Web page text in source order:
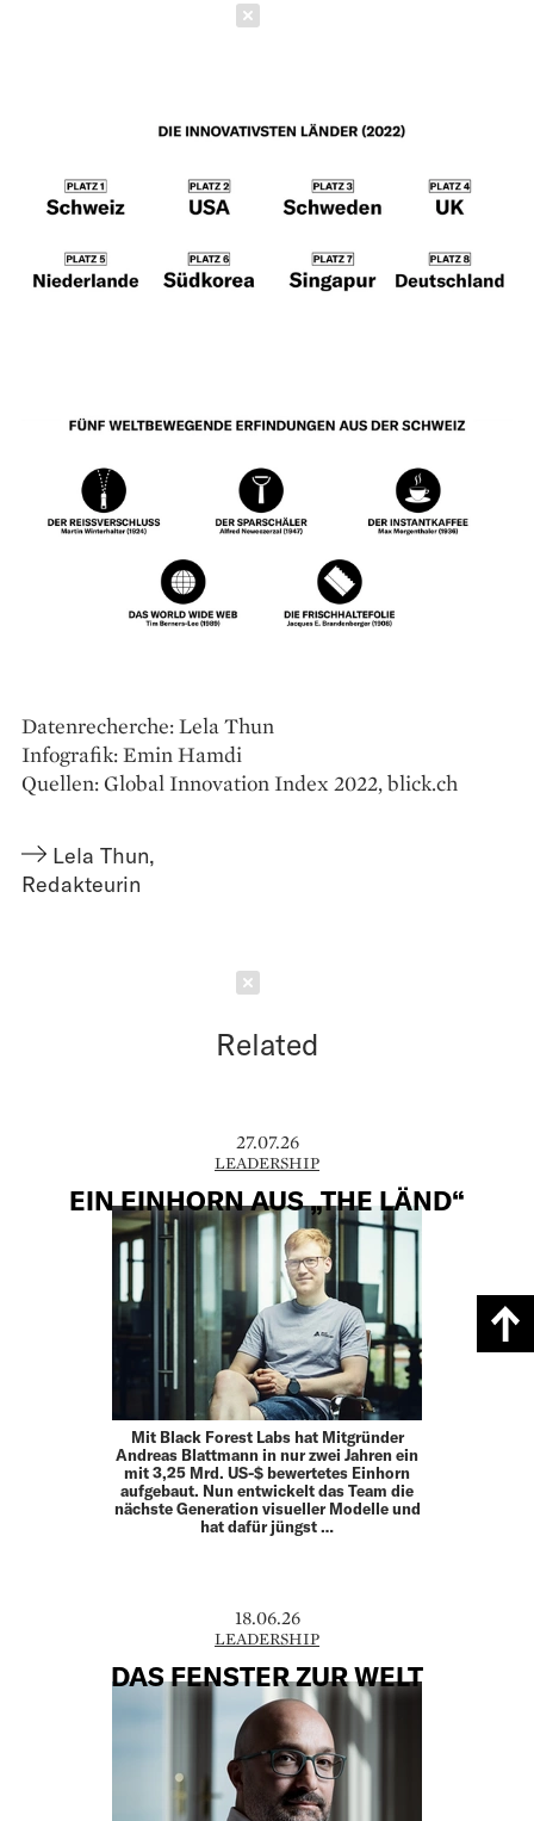
Datenrecherche: Lela Thun
Infografik: Emin Hamdi
Quellen: Global Innovation Index 2022, blick.ch
Lela Thun,
Redakteurin
Related
27.07.26
LEADERSHIP
EIN EINHORN AUS „THE LÄND“
Mit Black Forest Labs hat Mitgründer
Andreas Blattmann in nur zwei Jahren ein
mit 3,25 Mrd. US-$ bewertetes Einhorn
aufgebaut. Nun entwickelt das Team die
nächste Generation visueller Modelle und
hat dafür jüngst …
18.06.26
LEADERSHIP
DAS FENSTER ZUR WELT